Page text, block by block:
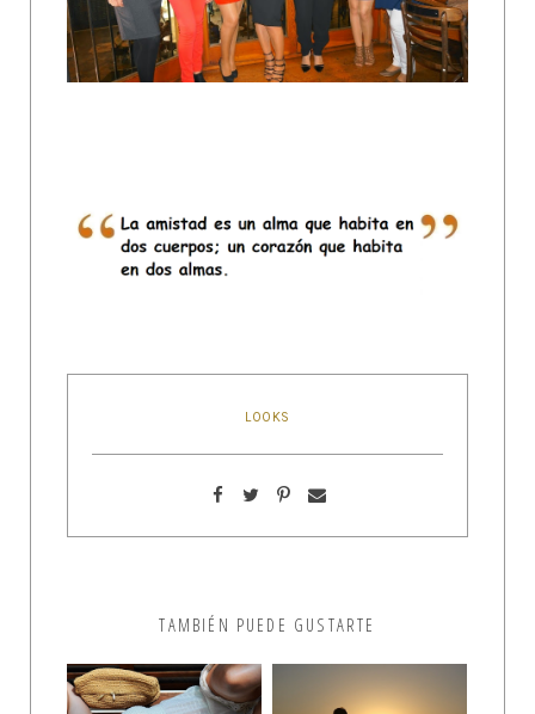
LOOKS
TAMBIÉN PUEDE GUSTARTE